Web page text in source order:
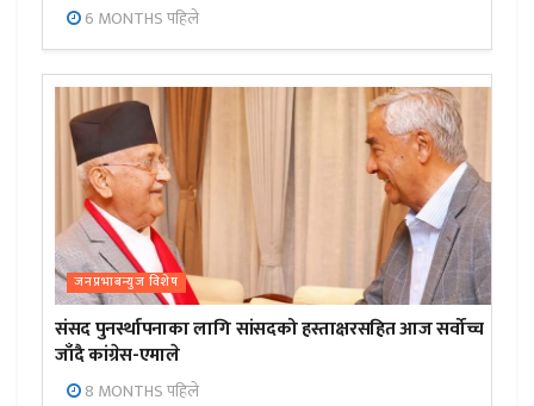
6 MONTHS पहिले
जनप्रभाबन्युज विशेष
संसद पुनर्स्थापनाका लागि सांसदको हस्ताक्षरसहित आज सर्वोच्च
जाँदै कांग्रेस-एमाले
8 MONTHS पहिले